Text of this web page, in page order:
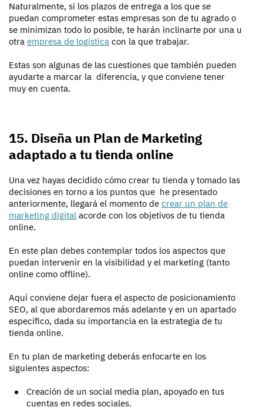
Naturalmente, si los plazos de entrega a los que se
puedan comprometer estas empresas son de tu agrado o
se minimizan todo lo posible, te harán inclinarte por una u
otra empresa de logística con la que trabajar.
Estas son algunas de las cuestiones que también pueden
ayudarte a marcar la diferencia, y que conviene tener
muy en cuenta.
15. Diseña un Plan de Marketing
adaptado a tu tienda online
Una vez hayas decidido cómo crear tu tienda y tomado las
decisiones en torno a los puntos que he presentado
anteriormente, llegará el momento de crear un plan de
marketing digital acorde con los objetivos de tu tienda
online.
En este plan debes contemplar todos los aspectos que
puedan intervenir en la visibilidad y el marketing (tanto
online como offline).
Aquí conviene dejar fuera el aspecto de posicionamiento
SEO, al que abordaremos más adelante y en un apartado
específico, dada su importancia en la estrategia de tu
tienda online.
En tu plan de marketing deberás enfocarte en los
siguientes aspectos:
Creación de un social media plan, apoyado en tus
cuentas en redes sociales.